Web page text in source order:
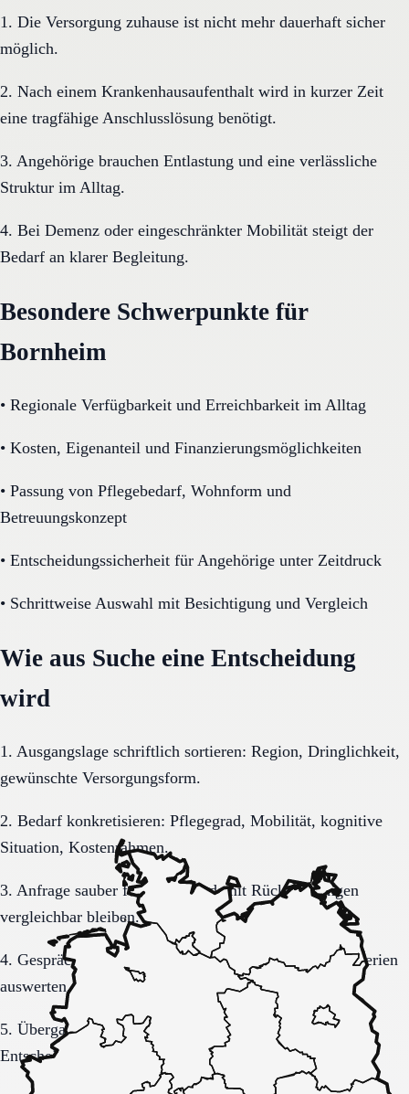
1. Die Versorgung zuhause ist nicht mehr dauerhaft sicher
möglich.
2. Nach einem Krankenhausaufenthalt wird in kurzer Zeit
eine tragfähige Anschlusslösung benötigt.
3. Angehörige brauchen Entlastung und eine verlässliche
Struktur im Alltag.
4. Bei Demenz oder eingeschränkter Mobilität steigt der
Bedarf an klarer Begleitung.
Besondere Schwerpunkte für
Bornheim
• Regionale Verfügbarkeit und Erreichbarkeit im Alltag
• Kosten, Eigenanteil und Finanzierungsmöglichkeiten
• Passung von Pflegebedarf, Wohnform und
Betreuungskonzept
• Entscheidungssicherheit für Angehörige unter Zeitdruck
• Schrittweise Auswahl mit Besichtigung und Vergleich
Wie aus Suche eine Entscheidung
wird
1. Ausgangslage schriftlich sortieren: Region, Dringlichkeit,
gewünschte Versorgungsform.
2. Bedarf konkretisieren: Pflegegrad, Mobilität, kognitive
Situation, Kostenrahmen.
3. Anfrage sauber formulieren, damit Rückmeldungen
vergleichbar bleiben.
4. Gespräche und Besichtigungen mit festen Muss-Kriterien
auswerten.
5. Übergang, Kommunikation und Kosten vor der
Entscheidung vollständig klären.